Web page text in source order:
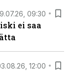
09:30
ei saa
12:00